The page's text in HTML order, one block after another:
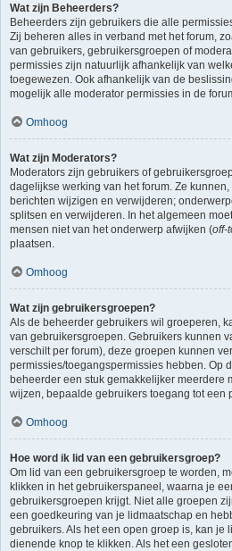
Wat zijn Beheerders?
Beheerders zijn gebruikers die alle
Zij beheren alles in verband met het forum,
van gebruikers, gebruikersgroepen of
permissies zijn natuurlijk afhankelijk van
toegewezen. Ook afhankelijk van de
mogelijk alle moderator permissies in de
Omhoog
Wat zijn Moderators?
Moderators zijn gebruikers of
dagelijkse werking van het forum. Ze
berichten wijzigen en verwijderen;
splitsen en verwijderen. In het algemeen
mensen niet van het onderwerp afwijken (off-
plaatsen.
Omhoog
Wat zijn gebruikersgroepen?
Als de beheerder gebruikers wil groeperen,
van gebruikersgroepen. Gebruikers kunnen
verschilt per forum), deze groepen kunnen
permissies/toegangspermissies hebben. Op
beheerder een stuk gemakkelijker meerdere
wijzen, bepaalde gebruikers toegang tot een
Omhoog
Hoe word ik lid van een gebruikersgroep?
Om lid van een gebruikersgroep te worden,
klikken in het gebruikerspaneel, waarna je
gebruikersgroepen krijgt. Niet alle groepen
een goedkeuring van je lidmaatschap en
gebruikers. Als het een open groep is, kan je
dienende knop te klikken. Als het een